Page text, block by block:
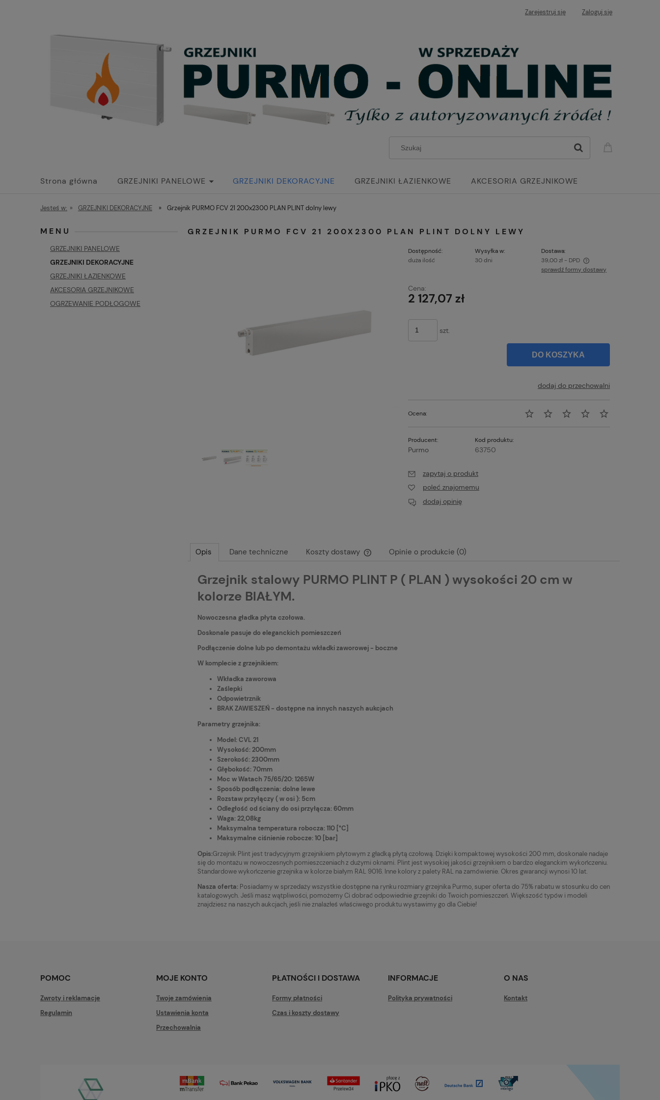
Zarejestruj się Zaloguj się
Strona główna GRZEJNIKI PANELOWE GRZEJNIKI DEKORACYJNE GRZEJNIKI ŁAZIENKOWE AKCESORIA GRZEJNIKOWE
Jesteś w: » GRZEJNIKI DEKORACYJNE » Grzejnik PURMO FCV 21 200x2300 PLAN PLINT dolny lewy
MENU
GRZEJNIKI PANELOWE
GRZEJNIKI DEKORACYJNE
GRZEJNIKI ŁAZIENKOWE
AKCESORIA GRZEJNIKOWE
OGRZEWANIE PODŁOGOWE
GRZEJNIK PURMO FCV 21 200X2300 PLAN PLINT DOLNY LEWY
Dostępność:
duża ilość
Wysyłka w:
30 dni
Dostawa:
39,00 zł - DPD
sprawdź formy dostawy
Cena:
2 127,07 zł
szt.
DO KOSZYKA
dodaj do przechowalni
Ocena:
Producent:
Purmo
Kod produktu:
63750
zapytaj o produkt
poleć znajomemu
dodaj opinię
Opis Dane techniczne Koszty dostawy
Cena nie zawiera ewentualnych kosztów
Opinie o produkcie (0)
Grzejnik stalowy PURMO PLINT P ( PLAN ) wysokości 20 cm w
kolorze BIAŁYM.
Nowoczesna gładka płyta czołowa.
Doskonale pasuje do eleganckich pomieszczeń
Podłączenie dolne lub po demontażu wkładki zaworowej - boczne
W komplecie z grzejnikiem:
Wkładka zaworowa
Zaślepki
Odpowietrznik
BRAK ZAWIESZEŃ - dostępne na innych naszych aukcjach
Parametry grzejnika:
Model: CVL 21
Wysokość: 200mm
Szerokość: 2300mm
Głębokość: 70mm
Moc w Watach 75/65/20: 1265W
Sposób podłączenia: dolne lewe
Rozstaw przyłączy ( w osi ): 5cm
Odległość od ściany do osi przyłącza: 60mm
Waga: 22,08kg
Maksymalna temperatura robocza: 110 [°C]
Maksymalne ciśnienie robocze: 10 [bar]
Opis:Grzejnik Plint jest tradycyjnym grzejnikiem płytowym z gładką płytą czołową. Dzięki kompaktowej wysokości 200 mm, doskonale nadaje
się do montażu w nowoczesnych pomieszczeniach z dużymi oknami. Plint jest wysokiej jakości grzejnikiem o bardzo eleganckim wykończeniu.
Standardowe wykończenie grzejnika w kolorze białym RAL 9016. Inne kolory z palety RAL na zamówienie. Okres gwarancji wynosi 10 lat.
Nasza oferta: Posiadamy w sprzedaży wszystkie dostępne na rynku rozmiary grzejnika Purmo, super oferta do 75% rabatu w stosunku do cen
katalogowych. Jeśli masz wątpliwości, pomożemy Ci dobrać odpowiednie grzejniki do Twoich pomieszczeń. Większość typów i modeli
znajdziesz na naszych aukcjach, jeśli nie znalazłeś właściwego produktu wystawimy go dla Ciebie!
POMOC
Zwroty i reklamacje
Regulamin
MOJE KONTO
Twoje zamówienia
Ustawienia konta
Przechowalnia
PŁATNOŚCI I DOSTAWA
Formy płatności
Czas i koszty dostawy
INFORMACJE
Polityka prywatności
O NAS
Kontakt